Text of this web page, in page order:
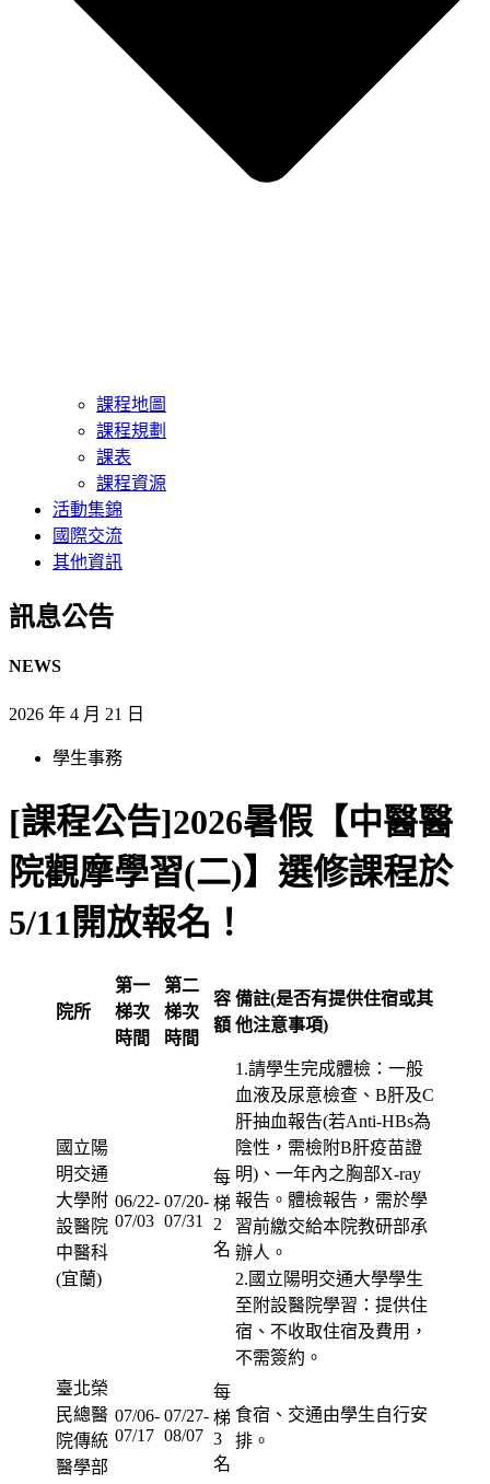
課程地圖
課程規劃
課表
課程資源
活動集錦
國際交流
其他資訊
訊息公告​
NEWS
2026 年 4 月 21 日
學生事務
[課程公告]2026暑假【中醫醫
院觀摩學習(二)】選修課程於
5/11開放報名！
院所
第一
梯次
時間
第二
梯次
時間
容
額
備註(是否有提供住宿或其
他注意事項)
國立陽
明交通
大學附
設醫院
中醫科
(宜蘭)
06/22-
07/03
07/20-
07/31
每
梯
2
名
1.請學生完成體檢：一般
血液及尿意檢查、B肝及C
肝抽血報告(若Anti-HBs為
陰性，需檢附B肝疫苗證
明)、一年內之胸部X-ray
報告。體檢報告，需於學
習前繳交給本院教研部承
辦人。
2.國立陽明交通大學學生
至附設醫院學習：提供住
宿、不收取住宿及費用，
不需簽約。
臺北榮
民總醫
院傳統
醫學部
07/06-
07/17
07/27-
08/07
每
梯
3
名
食宿、交通由學生自行安
排。